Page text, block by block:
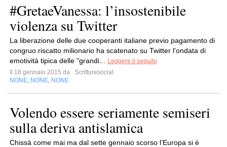
#GretaeVanessa: l’insostenibile
violenza su Twitter
La liberazione delle due cooperanti italiane previo pagamento di
congruo riscatto milionario ha scatenato su Twitter l'ondata di
emotività tipica delle "grandi...
Leggere il seguito
Il 18 gennaio 2015 da
Scritturesocial
NONE NONE NONE
Volendo essere seriamente semiseri
sulla deriva antislamica
Chissà come mai ma dal sette gennaio scorso l’Europa si è